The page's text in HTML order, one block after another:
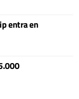
entra en